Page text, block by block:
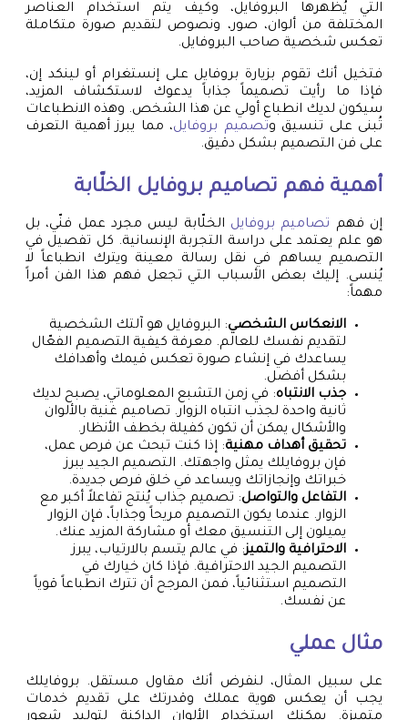
التي يُظهرها البروفايل، وكيف يتم استخدام العناصر
المختلفة من ألوان، صور، ونصوص لتقديم صورة متكاملة
تعكس شخصية صاحب البروفايل.
فتخيل أنك تقوم بزيارة بروفايل على إنستغرام أو لينكد إن،
فإذا ما رأيت تصميماً جذاباً يدعوك لاستكشاف المزيد،
سيكون لديك انطباع أولي عن هذا الشخص. وهذه الانطباعات
تُبنى على تنسيق وتصميم بروفايل، مما يبرز أهمية التعرف
على فن التصميم بشكل دقيق.
أهمية فهم تصاميم بروفايل الخلّابة
إن فهم تصاميم بروفايل الخلّابة ليس مجرد عمل فنّي، بل
هو علم يعتمد على دراسة التجربة الإنسانية. كل تفصيل في
التصميم يساهم في نقل رسالة معينة ويترك انطباعاً لا
يُنسى. إليك بعض الأسباب التي تجعل فهم هذا الفن أمراً
مهماً:
الانعكاس الشخصي: البروفايل هو آلتك الشخصية
لتقديم نفسك للعالم. معرفة كيفية التصميم الفعّال
يساعدك في إنشاء صورة تعكس قيمك وأهدافك
بشكل أفضل.
جذب الانتباه: في زمن التشبع المعلوماتي، يصبح لديك
ثانية واحدة لجذب انتباه الزوار. تصاميم غنية بالألوان
والأشكال يمكن أن تكون كفيلة بخطف الأنظار.
تحقيق أهداف مهنية: إذا كنت تبحث عن فرص عمل،
فإن بروفايلك يمثل واجهتك. التصميم الجيد يبرز
خبراتك وإنجازاتك ويساعد في خلق فرص جديدة.
التفاعل والتواصل: تصميم جذاب يُنتج تفاعلاً أكبر مع
الزوار. عندما يكون التصميم مريحاً وجذاباً، فإن الزوار
يميلون إلى التنسيق معك أو مشاركة المزيد عنك.
الاحترافية والتميز: في عالم يتسم بالارتياب، يبرز
التصميم الجيد الاحترافية. فإذا كان خيارك في
التصميم استثنائياً، فمن المرجح أن تترك انطباعاً قوياً
عن نفسك.
مثال عملي
على سبيل المثال، لنفرض أنك مقاول مستقل. بروفايلك
يجب أن يعكس هوية عملك وقدرتك على تقديم خدمات